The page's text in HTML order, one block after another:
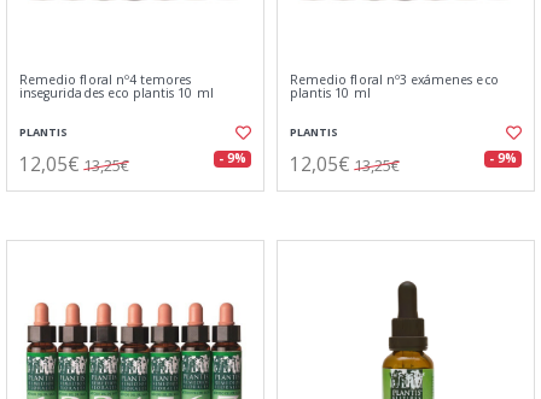
Remedio floral nº4 temores
inseguridades eco plantis 10 ml
PLANTIS
12,05€ 13,25€ - 9%
Remedio floral nº3 exámenes eco
plantis 10 ml
PLANTIS
12,05€ 13,25€ - 9%